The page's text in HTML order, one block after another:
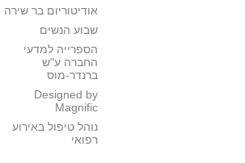
אודיטוריום בר שירה
שבוע הנשים
הספרייה למדעי
החברה ע"ש
ברנדר-מוס
Designed by
Magnific
נוהל טיפול באירוע
רפואי